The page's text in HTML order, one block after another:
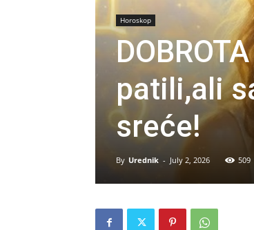
Horoskop
patili,ali
sreće!
By Urednik - July 2, 2026 509